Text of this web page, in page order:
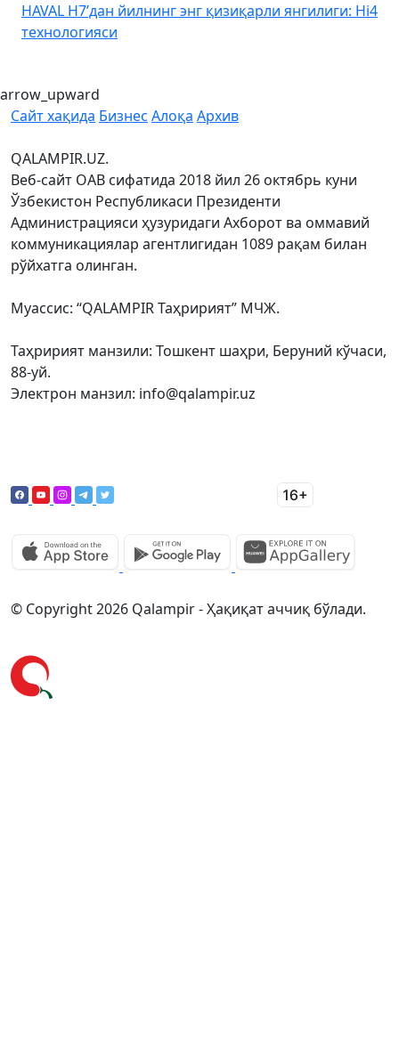
HAVAL H7’дан йилнинг энг қизиқарли янгилиги: Hi4
технологияси
arrow_upward
Сайт хақида Бизнес Алоқа Архив
QALAMPIR.UZ.
Веб-сайт ОАВ сифатида 2018 йил 26 октябрь куни
Ўзбекистон Республикаси Президенти
Администрацияси ҳузуридаги Ахборот ва оммавий
коммуникациялар агентлигидан 1089 рақам билан
рўйхатга олинган.
Муассис: “QALAMPIR Таҳририят” МЧЖ.
Таҳририят манзили: Тошкент шаҳри, Беруний кўчаси,
88-уй.
Электрон манзил: info@qalampir.uz
© Copyright 2026 Qalampir - Ҳақиқат аччиқ бўлади.